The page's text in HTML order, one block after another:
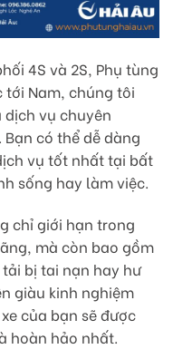
4S và 2S, Phụ tùng
tới Nam, chúng tôi
vụ chuyên
có thể dễ dàng
vụ tốt nhất tại bất
sống hay làm việc.
chỉ giới hạn trong
mà còn bao gồm
bị tai nạn hay hư
giàu kinh nghiệm
của bạn sẽ được
hoàn hảo nhất.